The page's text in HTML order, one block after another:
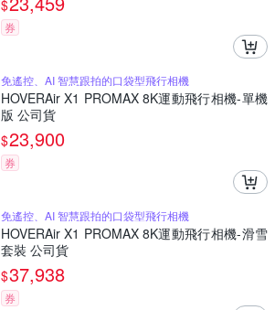
$
券
免遙控、AI 智慧跟拍的口袋型飛行相機
HOVERAir X1 PROMAX 8K運動飛行相機-單機
版 公司貨
$23,900
券
免遙控、AI 智慧跟拍的口袋型飛行相機
HOVERAir X1 PROMAX 8K運動飛行相機-滑雪
套裝 公司貨
$37,938
券